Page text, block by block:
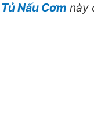
Tủ Nấu Cơm này